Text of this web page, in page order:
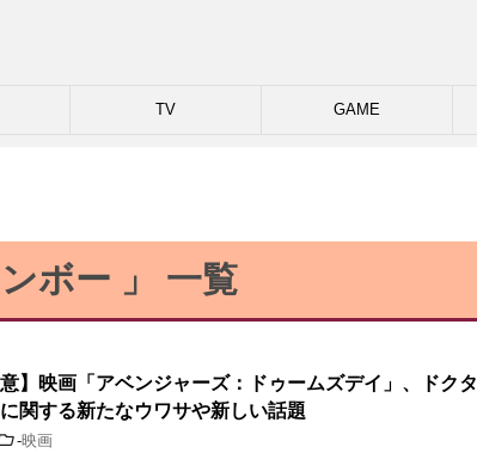
TV GAME
ボー 」 一覧
意】映画「アベンジャーズ：ドゥームズデイ」、ドクタ
関する新たなウワサや新しい話題
-映画